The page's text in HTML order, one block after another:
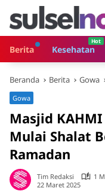
Langsung
konten
Berita
Kesehatan
Beranda Berita Gowa
Gowa
Masjid
Mulai Shalat
Ramadan
Tim Redaksi
1
22 Maret 2025